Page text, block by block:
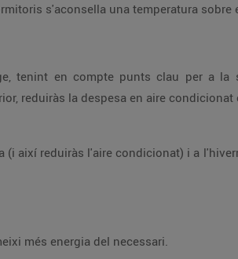
A la nit et recomanem apagar o abaixar el termòstat fins a 15 ºC, ja que
es consumeixi més energia del necessari.